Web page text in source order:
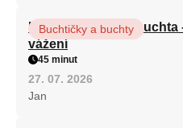
Hrnková maková buchta
vážení
Buchtičky a buchty
45 minut
27. 07. 2026
Jan